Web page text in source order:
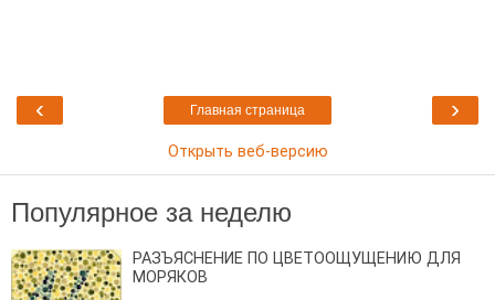
‹ ›
Главная страница
Открыть веб-версию
Популярное за неделю
РАЗЪЯСНЕНИЕ ПО ЦВЕТООЩУЩЕНИЮ ДЛЯ
МОРЯКОВ